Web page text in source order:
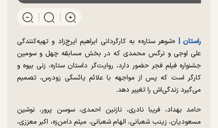
راستان | «شوهر ستاره» به کارگردانی ابراهیم ایرج‌زاد و تهیه‌کنندگی
علی اوجی و نرگس محمدی که در بخش مسابقه چهل و سومین
جشنواره فیلم فجر حضور دارد، روایت‌گر داستان ستاره، زنی بیوه و
کارگر است که پس از مواجهه با علائم یائسگی زودرس، تصمیم
می‌گیرد زندگی‌اش را تغییر دهد.
حامد بهداد، فریبا نادری، نازنین احمدی، سوسن پرور، نوشین
مسعودیان، زینب شعبانی، الهام شعبانی، میثم دامن‌زه، اکبر معززی،